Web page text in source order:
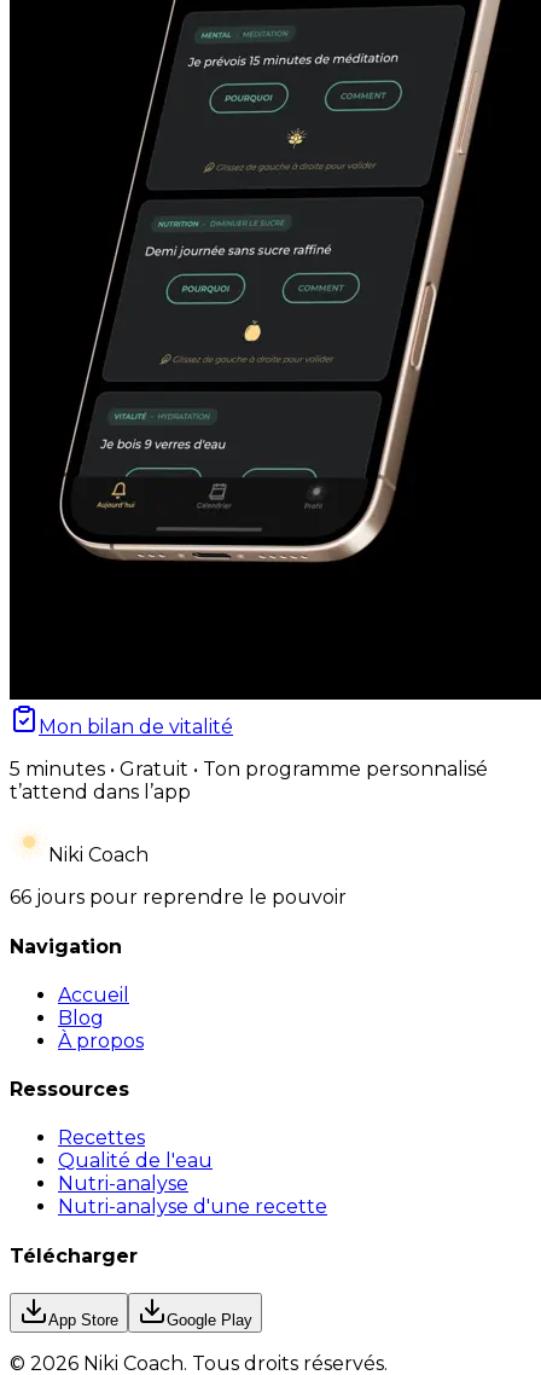
Mon bilan de vitalité
5 minutes • Gratuit • Ton programme personnalisé
t’attend dans l’app
Niki Coach
66 jours pour reprendre le pouvoir
Navigation
Accueil
Blog
À propos
Ressources
Recettes
Qualité de l'eau
Nutri-analyse
Nutri-analyse d'une recette
Télécharger
App Store Google Play
© 2026 Niki Coach. Tous droits réservés.